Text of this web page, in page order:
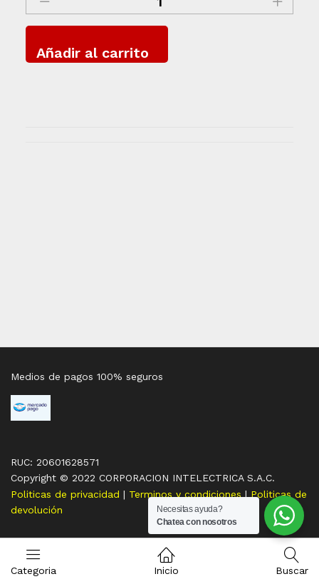
Añadir al carrito
RUC: 20601628571
Copyright © 2022 CORPORACION INTELECTRICA S.A.C.
Medios de pagos 100% seguros
Politicas de privacidad | Terminos y condiciones | Politicas de
devolución
Necesitas ayuda?
Chatea con nosotros
Categoria Inicio Buscar